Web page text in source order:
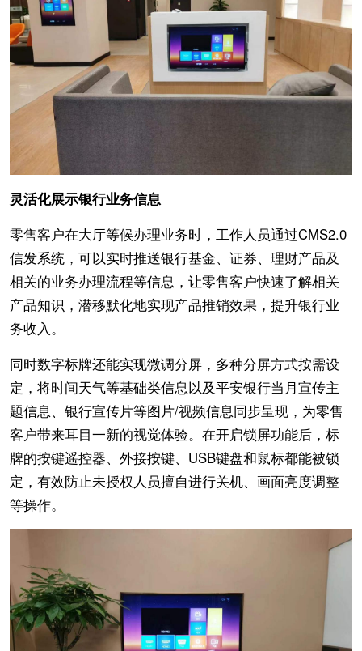
灵活化展示银行业务信息
零售客户在大厅等候办理业务时，工作人员通过CMS2.0
信发系统，可以实时推送银行基金、证券、理财产品及
相关的业务办理流程等信息，让零售客户快速了解相关
产品知识，潜移默化地实现产品推销效果，提升银行业
务收入。
同时数字标牌还能实现微调分屏，多种分屏方式按需设
定，将时间天气等基础类信息以及平安银行当月宣传主
题信息、银行宣传片等图片/视频信息同步呈现，为零售
客户带来耳目一新的视觉体验。在开启锁屏功能后，标
牌的按键遥控器、外接按键、USB键盘和鼠标都能被锁
定，有效防止未授权人员擅自进行关机、画面亮度调整
等操作。